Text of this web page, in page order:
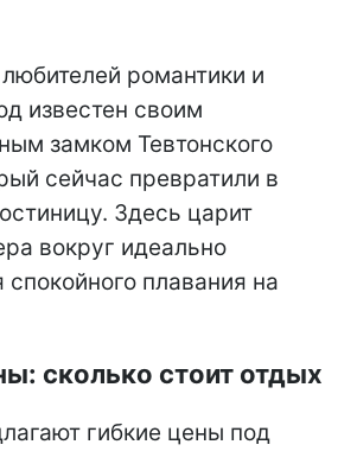
романтики и
известен своим
замком Тевтонского
сейчас превратили в
Здесь царит
вокруг идеально
спокойного плавания на
сколько стоит отдых
гибкие цены под